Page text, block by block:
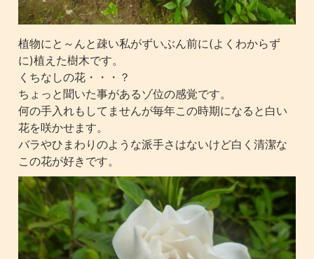
植物にと～んと疎い私がずいぶん前に(よくわからず
に)植えた樹木です。
くちなしの花・・・？
ちょっと聞いた事があるゾ位の感覚です。
何の手入れもしてませんが毎年この時期になると白い
花を咲かせます。
バラやひまわりのような派手さはないけど白く清潔な
この花が好きです。